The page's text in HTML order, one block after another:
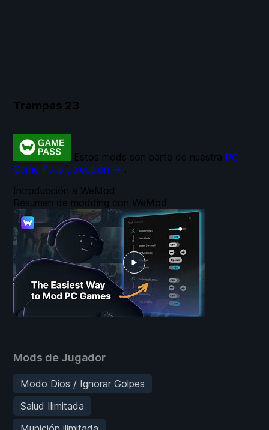
Trampas 23
Mods de Jugador
Modo Dios / Ignorar Golpes
Salud Ilimitada
Introducción a WeMod
Resumen de modding con WeMod
Estos mods son parte de nuestra PC
Game Pass colección → .